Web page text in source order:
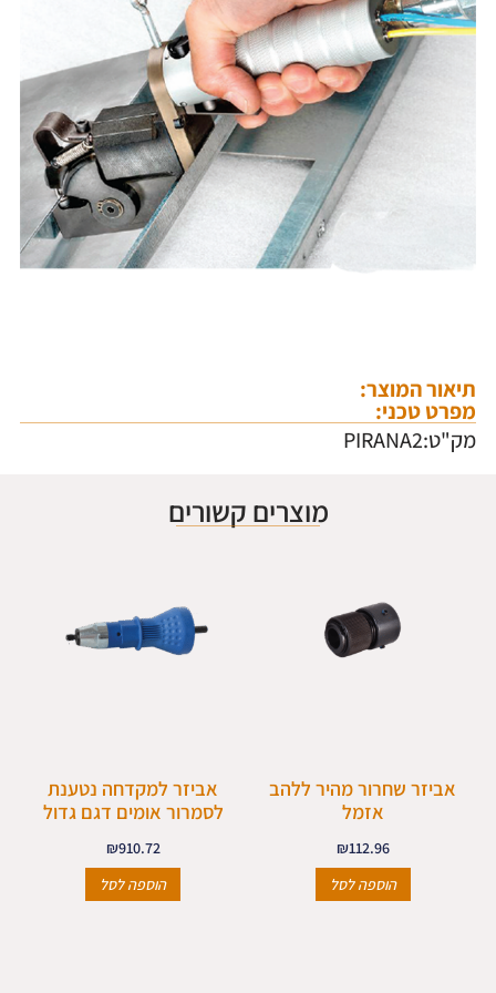
תיאור המוצר:
מפרט טכני:
מק"ט:PIRANA2
מוצרים קשורים
אביזר שחרור מהיר ללהב
אזמל
₪112.96
הוספה לסל
אביזר למקדחה נטענת
לסמרור אומים דגם גדול
₪910.72
הוספה לסל